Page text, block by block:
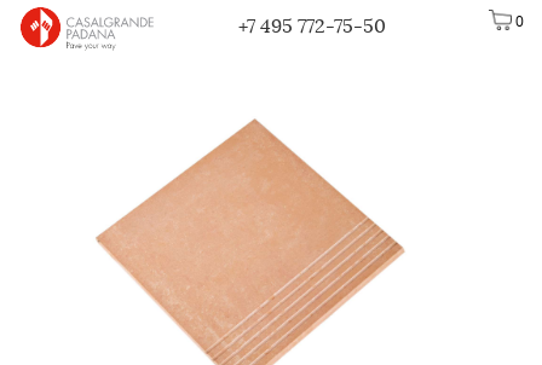
0
+7 495 772-75-50